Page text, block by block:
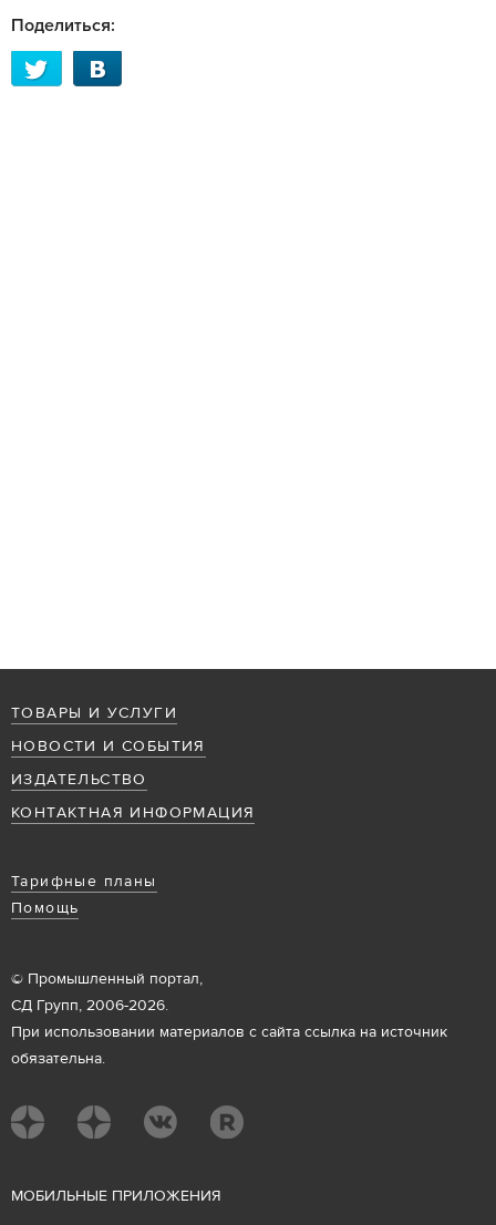
Поделиться:
ТОВАРЫ И УСЛУГИ
НОВОСТИ И СОБЫТИЯ
ИЗДАТЕЛЬСТВО
КОНТАКТНАЯ ИНФОРМАЦИЯ
Тарифные планы
Помощь
© Промышленный портал,
СД Групп, 2006-2026.
При использовании материалов с сайта ссылка на источник
обязательна.
МОБИЛЬНЫЕ ПРИЛОЖЕНИЯ